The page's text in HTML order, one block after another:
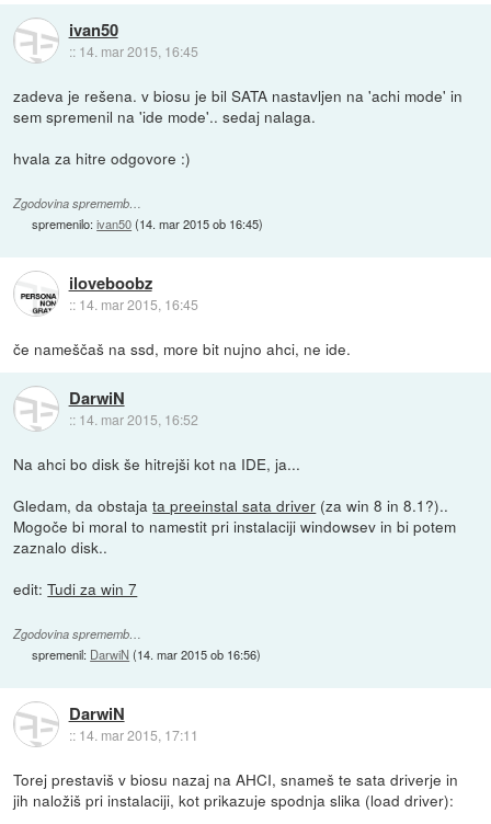
ivan50
:: 14. mar 2015, 16:45
zadeva je rešena. v biosu je bil SATA nastavljen na 'achi mode' in
sem spremenil na 'ide mode'.. sedaj nalaga.
hvala za hitre odgovore :)
Zgodovina sprememb…
spremenilo:ivan50(14. mar 2015 ob 16:45)
iloveboobz
:: 14. mar 2015, 16:45
če nameščaš na ssd, more bit nujno ahci, ne ide.
DarwiN
:: 14. mar 2015, 16:52
Na ahci bo disk še hitrejši kot na IDE, ja...
Gledam, da obstajata preeinstal sata driver (za win 8 in 8.1?)..
Mogoče bi moral to namestit pri instalaciji windowsev in bi potem
zaznalo disk..
edit:Tudi za win 7
Zgodovina sprememb…
spremenil: DarwiN (14. mar 2015 ob 16:56)
DarwiN
:: 14. mar 2015, 17:11
Torej prestaviš v biosu nazaj na AHCI, snameš te sata driverje in
jih naložiš pri instalaciji, kot prikazuje spodnja slika (load driver):